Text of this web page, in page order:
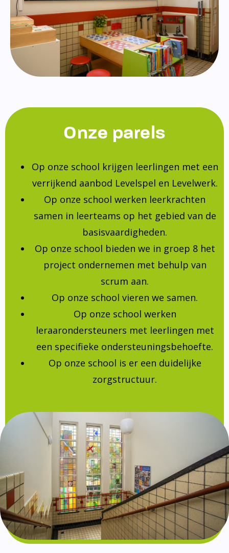
Onze parels
Op onze school krijgen leerlingen met een
verrijkend aanbod Levelspel en Levelwerk.
Op onze school werken leerkrachten
samen in leerteams op het gebied van de
basisvaardigheden.
Op onze school bieden we in groep 8 het
project ondernemen met behulp van
scrum aan.
Op onze school vieren we samen.
Op onze school werken
leraarondersteuners met leerlingen met
een specifieke ondersteuningsbehoefte.
Op onze school is er een duidelijke
zorgstructuur.